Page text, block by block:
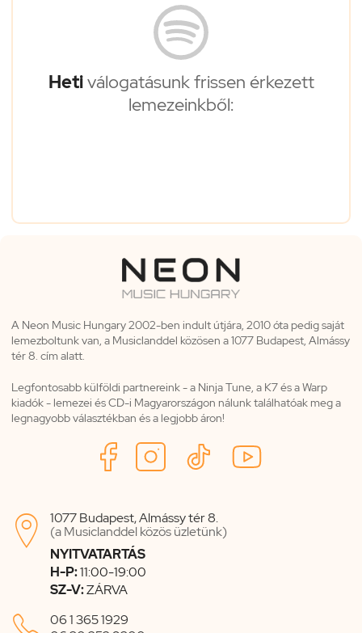
Hetiválogatásunk frissen érkezett
lemezeinkből:
A Neon Music Hungary 2002-ben indult útjára, 2010 óta pedig saját
lemezboltunk van, a Musiclanddel közösen a 1077 Budapest, Almássy
tér 8. cím alatt.
Legfontosabb külföldi partnereink - a Ninja Tune, a K7 és a Warp
kiadók - lemezei és CD-i Magyarországon nálunk találhatóak meg a
legnagyobb választékban és a legjobb áron!

1077 Budapest, Almássy tér 8.
(a Musiclanddel közös üzletünk)
NYITVATARTÁS
H-P:11:00-19:00
SZ-V:ZÁRVA
06 1 365 1929